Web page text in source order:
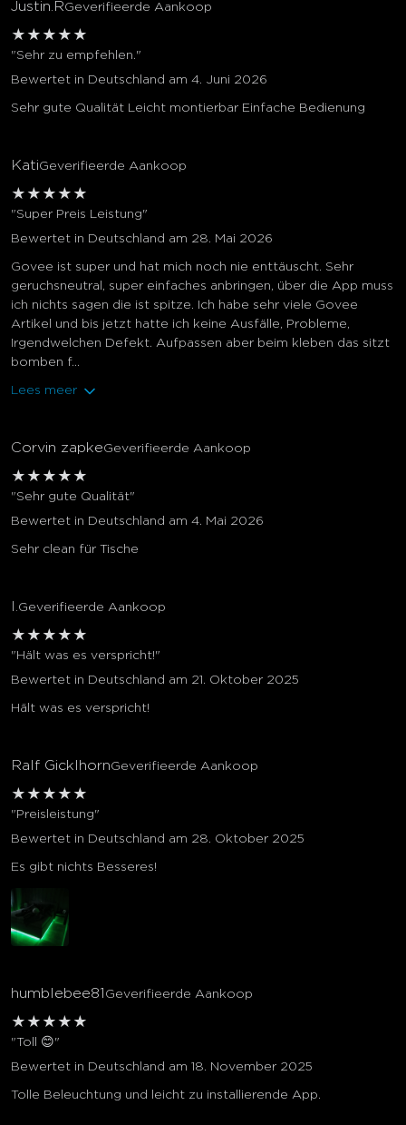
Justin.RGeverifieerde Aankoop
★ ★ ★ ★ ★
"Sehr zu empfehlen."
Bewertet in Deutschland am 4. Juni 2026
Sehr gute Qualität Leicht montierbar Einfache Bedienung
KatiGeverifieerde Aankoop
★ ★ ★ ★ ★
"Super Preis Leistung"
Bewertet in Deutschland am 28. Mai 2026
Govee ist super und hat mich noch nie enttäuscht. Sehr
geruchsneutral, super einfaches anbringen, über die App muss
ich nichts sagen die ist spitze. Ich habe sehr viele Govee
Artikel und bis jetzt hatte ich keine Ausfälle, Probleme,
Irgendwelchen Defekt. Aufpassen aber beim kleben das sitzt
bomben f...
Lees meer
Corvin zapkeGeverifieerde Aankoop
★ ★ ★ ★ ★
"Sehr gute Qualität"
Bewertet in Deutschland am 4. Mai 2026
Sehr clean für Tische
I.Geverifieerde Aankoop
★ ★ ★ ★ ★
"Hält was es verspricht!"
Bewertet in Deutschland am 21. Oktober 2025
Hält was es verspricht!
Ralf GicklhornGeverifieerde Aankoop
★ ★ ★ ★ ★
"Preisleistung"
Bewertet in Deutschland am 28. Oktober 2025
Es gibt nichts Besseres!
humblebee81 Geverifieerde Aankoop
★ ★ ★ ★ ★
"Toll 😊"
Bewertet in Deutschland am 18. November 2025
Tolle Beleuchtung und leicht zu installierende App.